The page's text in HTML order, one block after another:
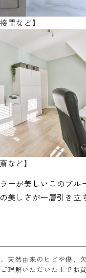
間など】
など】
ーが美しいこのブル
美しさが一層引き立
天然由来のヒビや傷、
理解いただいた上でお